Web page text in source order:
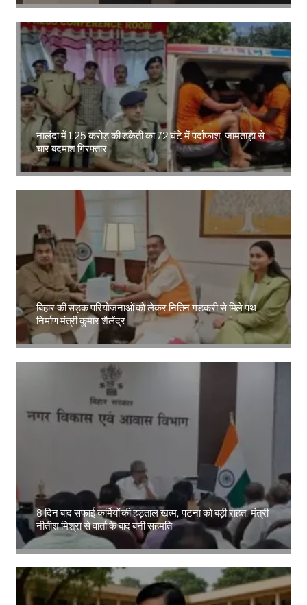
नालंदा में 1.25 करोड़ की डकैती का 72 घंटे में पर्दाफाश, जामताड़ा से
चार बदमाश गिरफ्तार
Amit Lekh
बिहार की सड़क परियोजनाओं को लेकर नितिन गडकरी से मिले पथ
निर्माण मंत्री कुमार शैलेंद्र
Amit Lekh
8 दिन बाद सफाई कर्मियों की हड़ताल खत्म, पटना को बड़ी राहत, मंत्री
नीतीश मिश्रा से वार्ता के बाद बनी सहमति